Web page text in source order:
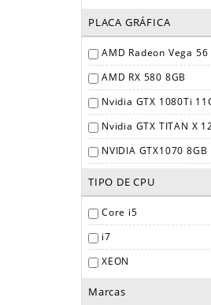
PLACA GRÁFICA
AMD Radeon Vega 56
AMD RX 580 8GB
Nvidia GTX 1080Ti
Nvidia GTX TITAN X
NVIDIA GTX1070 8GB
Nvidia QUADRO
Nvidia RTX 2060 6GB
Nvidia RTX 2080 8GB
NVIDIA RTX3070 8GB
TIPO DE CPU
Core i5
i7
XEON
Marcas